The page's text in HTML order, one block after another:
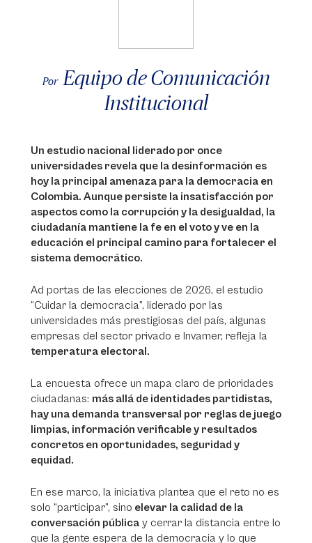
Por Equipo de Comunicación
Institucional
Un estudio nacional liderado por once
universidades revela que la desinformación es
hoy la principal amenaza para la democracia en
Colombia. Aunque persiste la insatisfacción por
aspectos como la corrupción y la desigualdad, la
ciudadanía mantiene la fe en el voto y ve en la
educación el principal camino para fortalecer el
sistema democrático.
Ad portas de las elecciones de 2026, el estudio
“Cuidar la democracia”, liderado por las
universidades más prestigiosas del país, algunas
empresas del sector privado e Invamer, refleja la
temperatura electoral.
La encuesta ofrece un mapa claro de prioridades
ciudadanas: más allá de identidades partidistas,
hay una demanda transversal por reglas de juego
limpias, información verificable y resultados
concretos en oportunidades, seguridad y
equidad.
En ese marco, la iniciativa plantea que el reto no es
solo “participar”, sino elevar la calidad de la
conversación pública y cerrar la distancia entre lo
que la gente espera de la democracia y lo que